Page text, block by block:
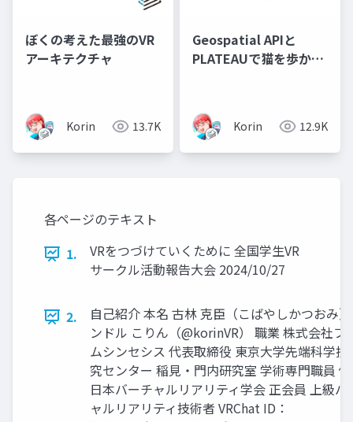
ぼくの考えた最強のVR
アーキテクチャ
Korin 13.7K
Geospatial APIと
PLATEAUで猫を歩かせ
Korin 12.9K
各ページのテキスト
1.
VRをつづけていくために 全国学生VR
サークル活動報告大会 2024/10/27
2.
自己紹介 本名 古林 克臣（こばやしかつおみ
ンドル こりん（@korinVR） 職業 株式会社フ
ムシンセシス 代表取締役 東京大学先端科学技
究センター 稲見・門内研究室 学術専門職員
日本バーチャルリアリティ学会 正会員 上級バ
ャルリアリティ技術者 VRChat ID：